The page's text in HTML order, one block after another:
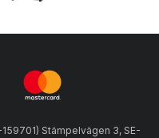
Stämpelvägen 3, SE-